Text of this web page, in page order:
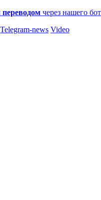
через нашего
Telegram-news Video